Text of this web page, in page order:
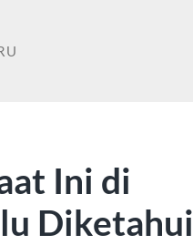
Ini di
Diketahui